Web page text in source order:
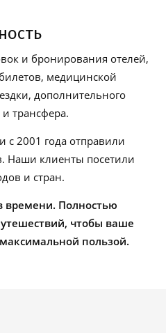
и бронирования отелей,
медицинской
дополнительного
трансфера.
с 2001 года отправили
Наши клиенты посетили
и стран.
времени. Полностью
чтобы ваше
пользой.